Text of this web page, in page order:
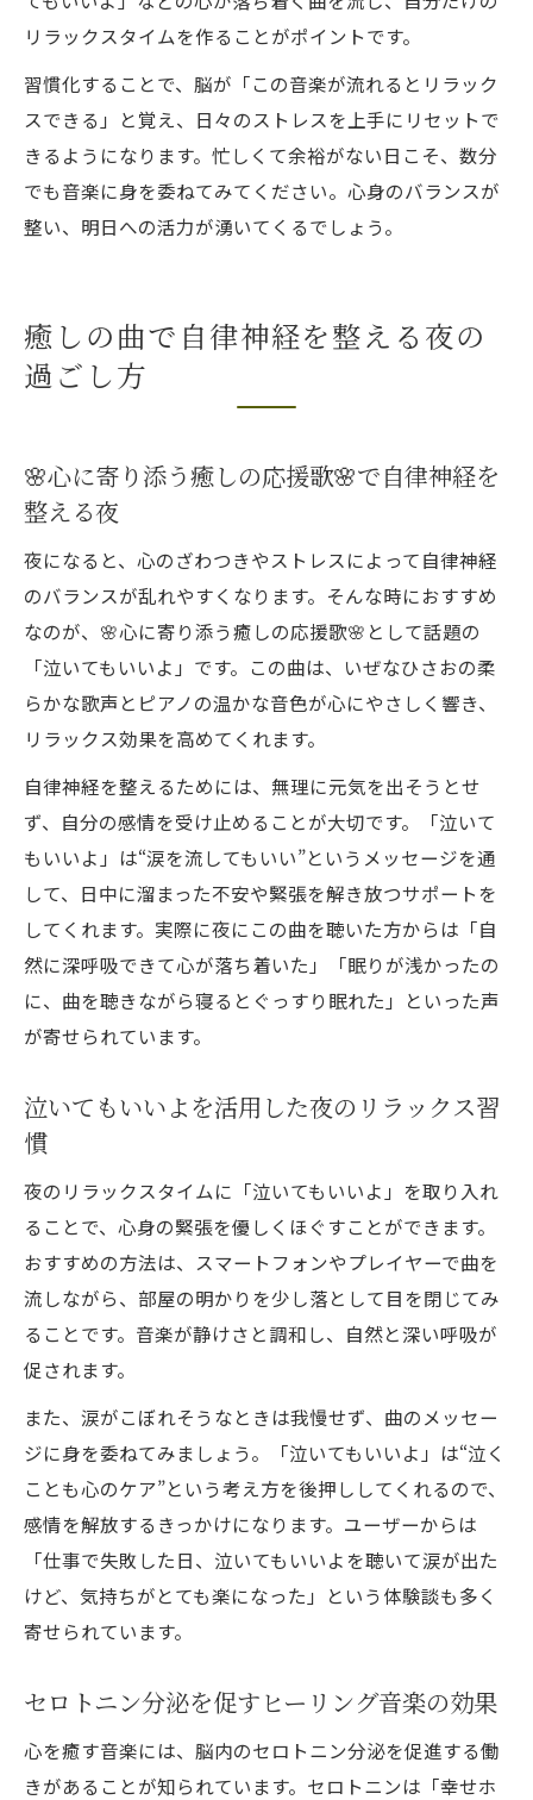
リラックスタイムを作ることがポイントです。
習慣化することで、脳が「この音楽が流れるとリラック
スできる」と覚え、日々のストレスを上手にリセットで
きるようになります。忙しくて余裕がない日こそ、数分
でも音楽に身を委ねてみてください。心身のバランスが
整い、明日への活力が湧いてくるでしょう。
癒しの曲で自律神経を整える夜の
過ごし方
🌸心に寄り添う癒しの応援歌🌸で自律神経を
整える夜
夜になると、心のざわつきやストレスによって自律神経
のバランスが乱れやすくなります。そんな時におすすめ
なのが、🌸心に寄り添う癒しの応援歌🌸として話題の
「泣いてもいいよ」です。この曲は、いぜなひさおの柔
らかな歌声とピアノの温かな音色が心にやさしく響き、
リラックス効果を高めてくれます。
自律神経を整えるためには、無理に元気を出そうとせ
ず、自分の感情を受け止めることが大切です。「泣いて
もいいよ」は“涙を流してもいい”というメッセージを通
して、日中に溜まった不安や緊張を解き放つサポートを
してくれます。実際に夜にこの曲を聴いた方からは「自
然に深呼吸できて心が落ち着いた」「眠りが浅かったの
に、曲を聴きながら寝るとぐっすり眠れた」といった声
が寄せられています。
泣いてもいいよを活用した夜のリラックス習
慣
夜のリラックスタイムに「泣いてもいいよ」を取り入れ
ることで、心身の緊張を優しくほぐすことができます。
おすすめの方法は、スマートフォンやプレイヤーで曲を
流しながら、部屋の明かりを少し落として目を閉じてみ
ることです。音楽が静けさと調和し、自然と深い呼吸が
促されます。
また、涙がこぼれそうなときは我慢せず、曲のメッセー
ジに身を委ねてみましょう。「泣いてもいいよ」は“泣く
ことも心のケア”という考え方を後押ししてくれるので、
感情を解放するきっかけになります。ユーザーからは
「仕事で失敗した日、泣いてもいいよを聴いて涙が出た
けど、気持ちがとても楽になった」という体験談も多く
寄せられています。
セロトニン分泌を促すヒーリング音楽の効果
心を癒す音楽には、脳内のセロトニン分泌を促進する働
きがあることが知られています。セロトニンは「幸せホ